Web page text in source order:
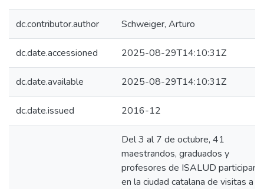
dc.contributor.author Schweiger, Arturo
dc.date.accessioned 2025-08-29T14:10:31Z
dc.date.available 2025-08-29T14:10:31Z
dc.date.issued 2016-12
Del 3 al 7 de octubre, 41
maestrandos, graduados y
profesores de ISALUD
en la ciudad catalana de visitas a la